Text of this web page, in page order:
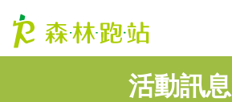
活動訊息